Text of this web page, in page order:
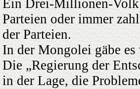
Ein Drei-Millionen-Volk
Parteien oder immer
der Parteien.
In der Mongolei gäbe
Die „Regierung der
in der Lage, die